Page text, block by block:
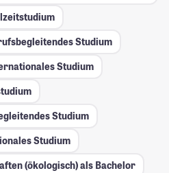
Studium
Studium
Studium
Studium
(ökologisch) als Bachelor